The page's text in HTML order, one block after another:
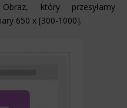
który przesyłamy
650 x [300-1000].